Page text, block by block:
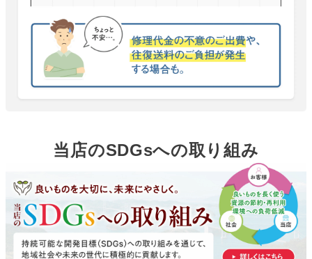
当店のSDGsへの取り組み